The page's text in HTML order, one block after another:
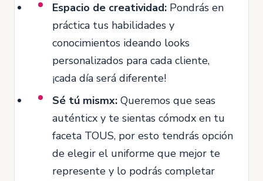
Espacio de creatividad: Pondrás en
práctica tus habilidades y
conocimientos ideando looks
personalizados para cada cliente,
¡cada día será diferente!
Sé tú mismx: Queremos que seas
auténticx y te sientas cómodx en tu
faceta TOUS, por esto tendrás opción
de elegir el uniforme que mejor te
represente y lo podrás completar